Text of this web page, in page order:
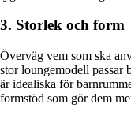
3. Storlek och form
Överväg vem som ska
stor loungemodell passar
är idealiska för
formstöd som gör dem